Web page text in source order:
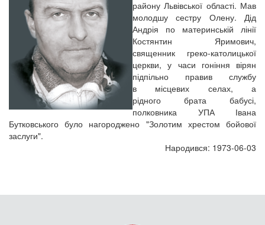
району Львівської області. Мав
молодшу сестру Олену. Дід
Андрія по материнській лінії
Костянтин Яримович,
священник греко-католицької
церкви, у часи гоніння вірян
підпільно правив службу
в місцевих селах, а
рідного брата бабусі,
полковника УПА Івана
Бутковського було нагороджено "Золотим хрестом бойової
заслуги".
Народився: 1973-06-03